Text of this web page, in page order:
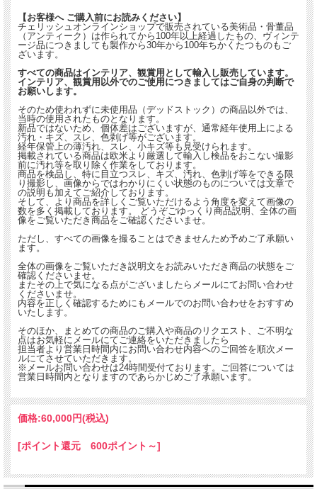
Haviland France のアンティークローズ ティーカップ。
1900年代初めごろのに作られたアンティークティーカップ＆ソーサー.
フランス・リモージュの名門Haviland & Co アビランドはダビッド・アビランド
エンボス加工されたティーカップの口縁やソーサーの外周にはうすいグリーンが施
【お客様へ ご購入前にお読みください】
チェリッシュオンラインショップで販売されている美術品・骨董品
（アンティーク）は作られてから100年以上経過したもの、ヴィンテ
ージ品につきましても製作から30年から100年ちかくたつものもご
ざいます。
すべての商品はインテリア、観賞用として輸入し販売しています。
インテリア、観賞用以外でのご使用につきましてはご自身の判断で
お願いします。
そのため使われずに未使用品（デッドストック）の商品以外では、
当時の使用されたものとなります。
新品ではないため、個体差はございますが、通常経年使用上による
汚れ・キズ、スレ、色剥げ等がございます。
経年保管上の薄汚れ、スレ、小キズ等も見受けられます。
掲載されている商品は欧米より厳選して輸入し検品をおこない撮影
前に汚れ等を取り除く作業をしております。
商品を検品し、特に目立つスレ、キズ、汚れ、色剥げ等をできる限
り撮影し、画像からではわかりにくい状態のものについては文章で
の説明も加えてご紹介しております。
そして、より商品を詳しくご覧いただけるよう角度を変えて画像の
数を多く掲載しております。 どうぞごゆっくり商品説明、全体の画
像をご覧いただき商品をご確認くださいませ。
ただし、すべての画像を撮ることはできませんため予めご了承願い
ます。
全体の画像をご覧いただき説明文をお読みいただき商品の状態をご
確認くださいませ。
またその上で気になる点がございましたらメールにてお問い合わせ
くださいませ。
内容を正しく確認するためにもメールでのお問い合わせをおすすめ
いたします。
そのほか、まとめての商品のご購入や商品のリクエスト、ご不明な
点はお気軽にメールにてご連絡をいただきましたら
担当者より営業日時間内にお問い合わせ内容へのご回答を順次メー
ルにてさせていただきます。
※メールお問い合わせは24時間受付ております。ご回答については
営業日時間内となりますのであらかじめご了承願います。
価格:60,000円(税込)
[ポイント還元 600ポイント～]